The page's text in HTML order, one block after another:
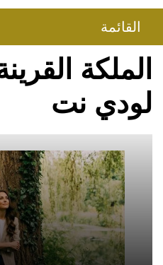
القائمة
الملكة
لودي نت